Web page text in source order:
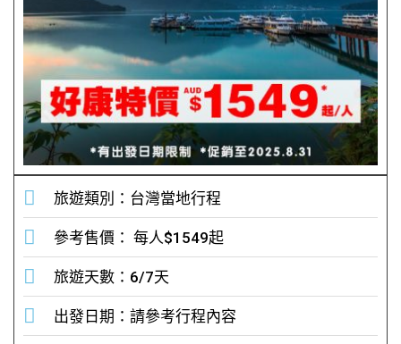
旅遊類別：台灣當地行程
參考售價： 每人$1549起
旅遊天數：6/7天
出發日期：請參考行程內容